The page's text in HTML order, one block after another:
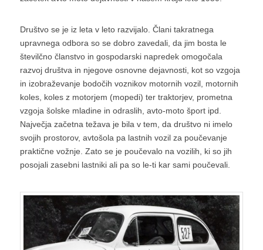
Društvo se je iz leta v leto razvijalo. Člani takratnega
upravnega odbora so se dobro zavedali, da jim bosta le
številčno članstvo in gospodarski napredek omogočala
razvoj društva in njegove osnovne dejavnosti, kot so vzgoja
in izobraževanje bodočih voznikov motornih vozil, motornih
koles, koles z motorjem (mopedi) ter traktorjev, prometna
vzgoja šolske mladine in odraslih, avto-moto šport ipd.
Največja začetna težava je bila v tem, da društvo ni imelo
svojih prostorov, avtošola pa lastnih vozil za poučevanje
praktične vožnje. Zato se je poučevalo na vozilih, ki so jih
posojali zasebni lastniki ali pa so le-ti kar sami poučevali.